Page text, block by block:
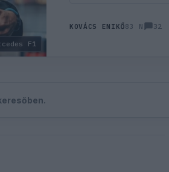
F1
KOVÁCS ENIKŐ83 N 32